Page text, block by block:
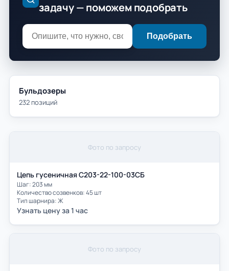
задачу — поможем подобрать
Подобрать
Бульдозеры
232 позиций
Фото по запросу
Цепь гусеничная С203-22-100-03СБ
Шаг: 203 мм
Количество созвенков: 45 шт
Тип шарнира: Ж
Узнать цену за 1 час
Фото по запросу